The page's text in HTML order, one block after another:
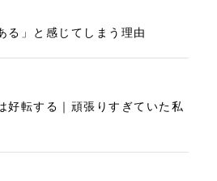
る」と感じてしまう理由
好転する｜頑張りすぎていた私